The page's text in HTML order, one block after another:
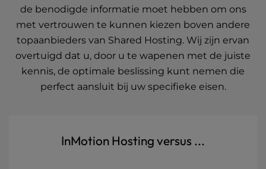
de benodigde informatie moet hebben om ons
met vertrouwen te kunnen kiezen boven andere
topaanbieders van Shared Hosting. Wij zijn ervan
overtuigd dat u, door u te wapenen met de juiste
kennis, de optimale beslissing kunt nemen die
perfect aansluit bij uw specifieke eisen.
InMotion Hosting versus ...